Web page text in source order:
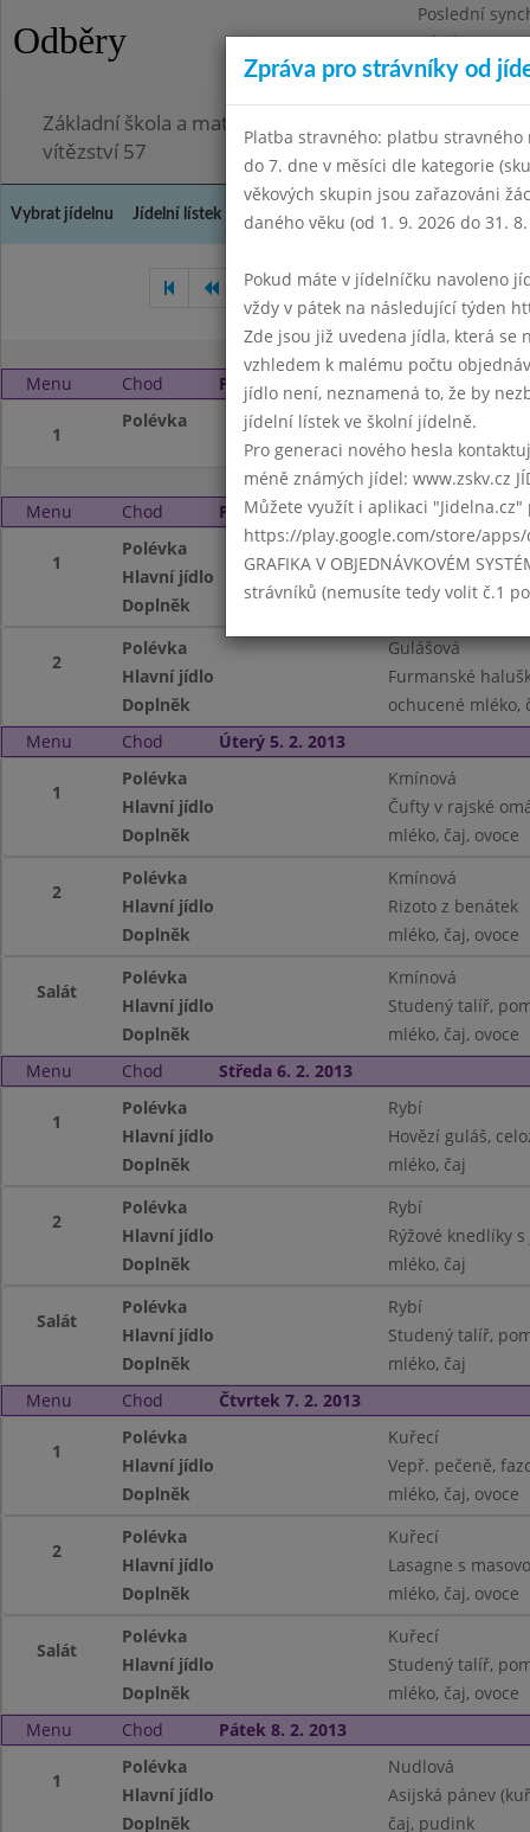
Odběry
Poslední
Pátek
Omezení
Základní škola a mateřská škola Chodov, Praha 4,
vítězství 57
Vybrat jídelnu Jídelní lístek Historie Kontakty a informace
Prosinec 2012 Leden 2013
Menu Chod Pátek 1. 2. 2013
1
Polévka Pololetní
Menu Chod Pondělí 4. 2. 2013
1
Polévka
Gulášová
Hlavní jídlo
Čočka po srbsku,
Doplněk
ochucené mléko,
2
Polévka
Gulášová
Hlavní jídlo
Furmanské
Doplněk
ochucené mléko,
Menu
Chod Úterý 5. 2. 2013
1
Polévka
Kmínová
Hlavní jídlo
Čufty v rajské
Doplněk
mléko, čaj, ovoce
2
Polévka
Kmínová
Hlavní jídlo
Rizoto z benátek
Doplněk
mléko, čaj, ovoce
Salát
Polévka
Kmínová
Hlavní jídlo
Studený talíř,
Doplněk
mléko, čaj, ovoce
Menu
Chod Středa 6. 2. 2013
1
Polévka
Rybí
Hlavní jídlo
Hovězí guláš,
Doplněk
mléko, čaj
2
Polévka
Rybí
Hlavní jídlo
Rýžové knedlíky
Doplněk
mléko, čaj
Salát
Polévka
Rybí
Hlavní jídlo
Studený talíř,
Doplněk
mléko, čaj
Menu
Chod Čtvrtek 7. 2. 2013
1
Polévka
Kuřecí
Hlavní jídlo
Vepř. pečeně,
Doplněk
mléko, čaj, ovoce
2
Polévka
Kuřecí
Hlavní jídlo
Lasagne s
Doplněk
mléko, čaj, ovoce
Salát
Polévka
Kuřecí
Hlavní jídlo
Studený talíř,
Doplněk
mléko, čaj, ovoce
Menu
Chod Pátek 8. 2. 2013
1
Polévka
Nudlová
Hlavní jídlo
Asijská pánev
Doplněk
čaj, pudink
Zpráva pro strávníky od
Platba stravného: platbu stravného
do 7. dne v měsíci dle kategorie
věkových skupin jsou zařazováni
daného věku (od 1. 9. 2026 do 31.
Pokud máte v jídelníčku navoleno
vždy v pátek na následující týden
Zde jsou již uvedena jídla, která se
vzhledem k malému počtu
jídlo není, neznamená to, že by
jídelní lístek ve školní jídelně.
Pro generaci nového hesla
méně známých jídel: www.zskv.cz
Můžete využít i aplikaci
https://play.google.com/store/
GRAFIKA V OBJEDNÁVKOVÉM
strávníků (nemusíte tedy volit č.1